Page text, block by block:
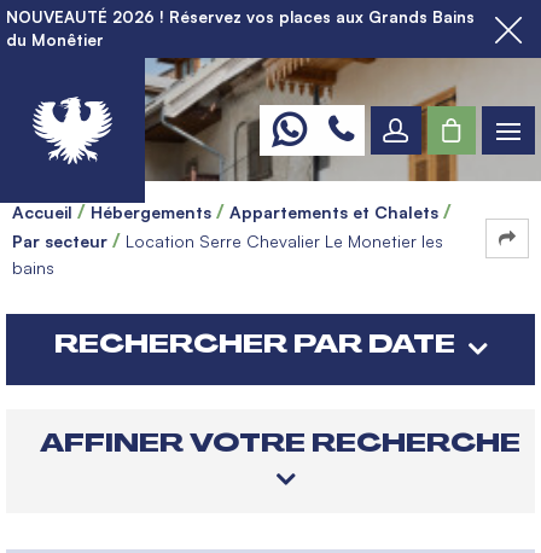
NOUVEAUTÉ 2026 ! Réservez vos places aux Grands Bains
du Monêtier
Accueil Hébergements
Appartements et Chalets
Par secteur
Location Serre Chevalier Le Monetier les
bains
RECHERCHER PAR DATE
AFFINER VOTRE RECHERCHE